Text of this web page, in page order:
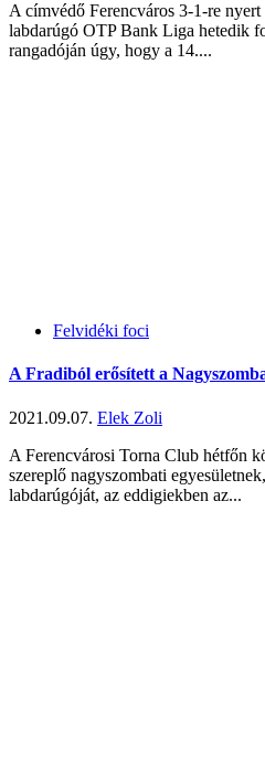
A címvédő Ferencváros 3-1-re
labdarúgó OTP Bank Liga hetedik
rangadóján úgy, hogy a 14....
Felvidéki foci
A Fradiból erősített a
2021.09.07. Elek Zoli
A Ferencvárosi Torna Club hétfőn
szereplő nagyszombati
labdarúgóját, az eddigiekben az...